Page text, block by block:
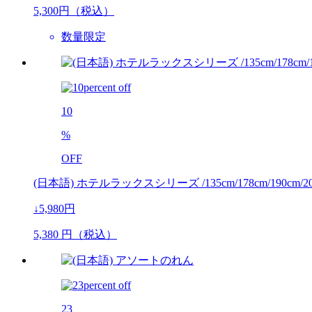
5,300円（税込）
数量限定
10
%
OFF
(日本語) ホテルラックスシリーズ /135cm/178cm/190cm/
↓5,980円
5,380 円（税込）
23